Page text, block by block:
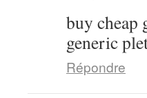
buy cheap
generic
Répondre